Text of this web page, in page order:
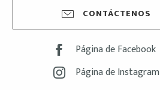
CONTÁCTENOS
Página de Facebook
Página de Instagram